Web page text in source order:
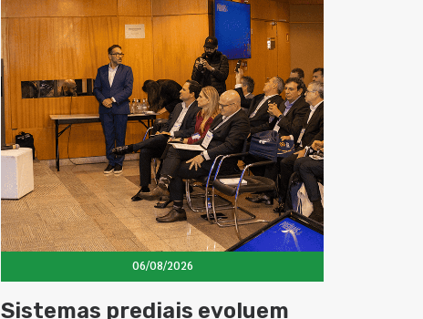
06/08/2026
Sistemas prediais evoluem